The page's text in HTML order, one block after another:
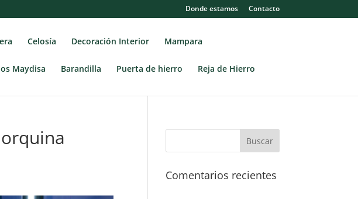
Donde estamos Contacto
Celosía Decoración Interior Mampara
Maydisa Barandilla Puerta de hierro Reja de Hierro
Comentarios recientes